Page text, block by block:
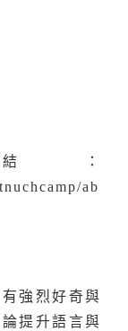
：
ab
強烈好奇與
提升語言與